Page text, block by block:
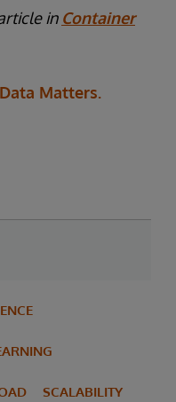
in Container
Matters.
SCALABILITY